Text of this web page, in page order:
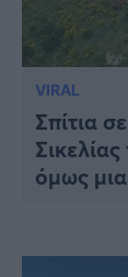
VIRAL
Σπίτια
όμως